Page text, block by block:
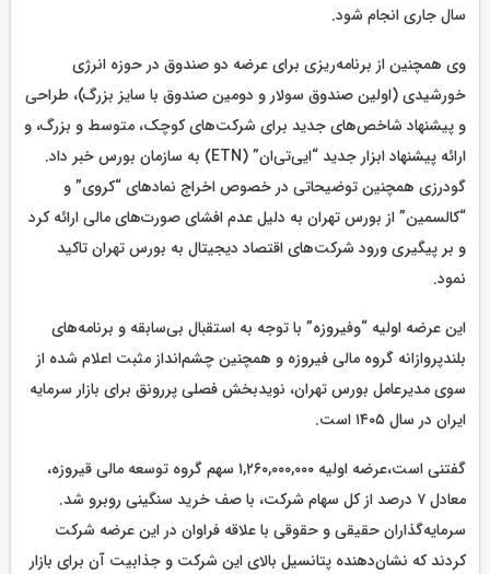
سال جاری انجام شود.
وی همچنین از برنامه‌ریزی برای عرضه دو صندوق در حوزه انرژی
خورشیدی (اولین صندوق سولار و دومین صندوق با سایز بزرگ)، طراحی
و پیشنهاد شاخص‌های جدید برای شرکت‌های کوچک، متوسط و بزرگ، و
ارائه پیشنهاد ابزار جدید “ایی‌تی‌ان” (ETN) به سازمان بورس خبر داد.
گودرزی همچنین توضیحاتی در خصوص اخراج نمادهای “کروی” و
“کالسمین” از بورس تهران به دلیل عدم افشای صورت‌های مالی ارائه کرد
و بر پیگیری ورود شرکت‌های اقتصاد دیجیتال به بورس تهران تاکید
نمود.
این عرضه اولیه “وفیروزه” با توجه به استقبال بی‌سابقه و برنامه‌های
بلندپروازانه گروه مالی فیروزه و همچنین چشم‌انداز مثبت اعلام شده از
سوی مدیرعامل بورس تهران، نویدبخش فصلی پررونق برای بازار سرمایه
ایران در سال ۱۴۰۵ است.
گفتنی است،عرضه اولیه ۱,۲۶۰,۰۰۰,۰۰۰ سهم گروه توسعه مالی قیروزه،
معادل ۷ درصد از کل سهام شرکت، با صف خرید سنگینی روبرو شد.
سرمایه‌گذاران حقیقی و حقوقی با علاقه فراوان در این عرضه شرکت
کردند که نشان‌دهنده پتانسیل بالای این شرکت و جذابیت آن برای بازار